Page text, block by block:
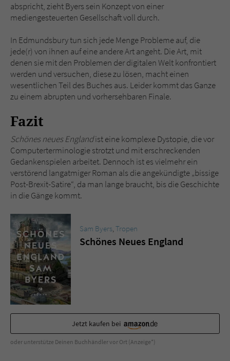
abspricht, zieht Byers sein Konzept von einer
mediengesteuerten Gesellschaft voll durch.
In Edmundsbury tun sich jede Menge Probleme auf, die
jede(r) von ihnen auf eine andere Art angeht. Die Art, mit
denen sie mit den Problemen der digitalen Welt konfrontiert
werden und versuchen, diese zu lösen, macht einen
wesentlichen Teil des Buches aus. Leider kommt das Ganze
zu einem abrupten und vorhersehbaren Finale.
Fazit
Schönes neues Englandist eine komplexe Dystopie, die vor
Computerterminologie strotzt und mit erschreckenden
Gedankenspielen arbeitet. Dennoch ist es vielmehr ein
verstörend langatmiger Roman als die angekündigte „bissige
Post-Brexit-Satire“, da man lange braucht, bis die Geschichte
in die Gänge kommt.
Sam Byers,Tropen
Schönes Neues England
Jetzt kaufen bei
oder unterstütze Deinen Buchhändler vor Ort (Anzeige*)